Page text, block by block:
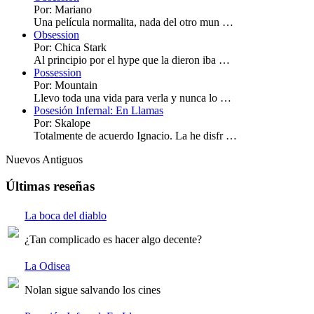
Por: Mariano
Una película normalita, nada del otro mun …
Obsession
Por: Chica Stark
Al principio por el hype que la dieron iba …
Possession
Por: Mountain
Llevo toda una vida para verla y nunca lo …
Posesión Infernal: En Llamas
Por: Skalope
Totalmente de acuerdo Ignacio. La he disfr …
Nuevos Antiguos
Últimas reseñas
La boca del diablo
¿Tan complicado es hacer algo decente?
La Odisea
Nolan sigue salvando los cines